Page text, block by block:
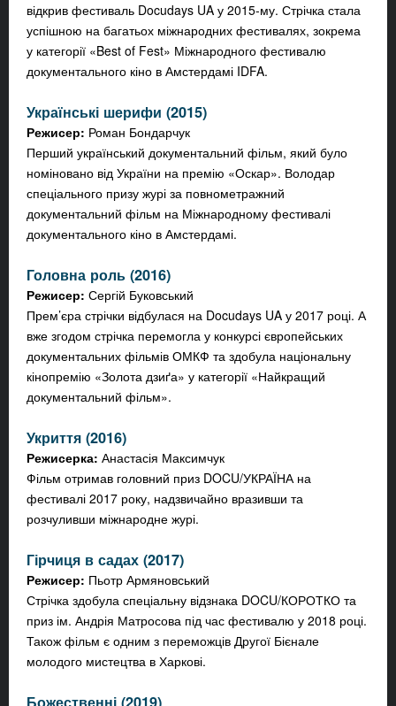
відкрив фестиваль Docudays UA у 2015-му. Стрічка стала
успішною на багатьох міжнародних фестивалях, зокрема
у категорії «Best of Fest» Міжнародного фестивалю
документального кіно в Амстердамі IDFA.
Українські шерифи (2015)
Режисер: Роман Бондарчук
Перший український документальний фільм, який було
номіновано від України на премію «Оскар». Володар
спеціального призу журі за повнометражний
документальний фільм на Міжнародному фестивалі
документального кіно в Амстердамі.
Головна роль (2016)
Режисер: Сергій Буковський
Прем’єра стрічки відбулася на Docudays UA у 2017 році. А
вже згодом стрічка перемогла у конкурсі європейських
документальних фільмів ОМКФ та здобула національну
кінопремію «Золота дзиґа» у категорії «Найкращий
документальний фільм».
Укриття (2016)
Режисерка: Анастасія Максимчук
Фільм отримав головний приз DOCU/УКРАЇНА на
фестивалі 2017 року, надзвичайно вразивши та
розчуливши міжнародне журі.
Гірчиця в садах (2017)
Режисер: Пьотр Армяновський
Стрічка здобула спеціальну відзнака DOCU/КОРОТКО та
приз ім. Андрія Матросова під час фестивалю у 2018 році.
Також фільм є одним з переможців Другої Бієнале
молодого мистецтва в Харкові.